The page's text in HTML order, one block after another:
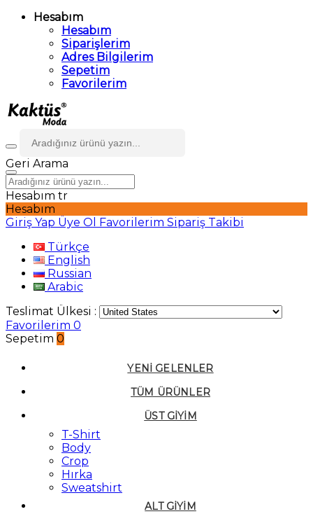
Hesabım
Hesabım
Siparişlerim
Adres Bilgilerim
Sepetim
Favorilerim
Geri Arama
Hesabım tr
Hesabım
Giriş Yap Üye Ol Favorilerim Sipariş Takibi
Türkçe
English
Russian
Arabic
Teslimat Ülkesi :
Favorilerim 0
Sepetim 0
YENI GELENLER
TÜM ÜRÜNLER
ÜST GIYIM
T-Shirt
Body
Crop
Hırka
Sweatshirt
ALT GIYIM